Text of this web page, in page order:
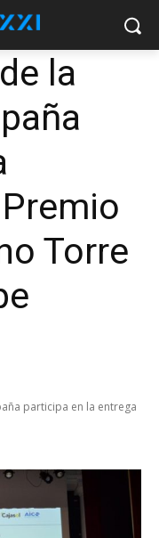
la
Torre
participa en la entrega